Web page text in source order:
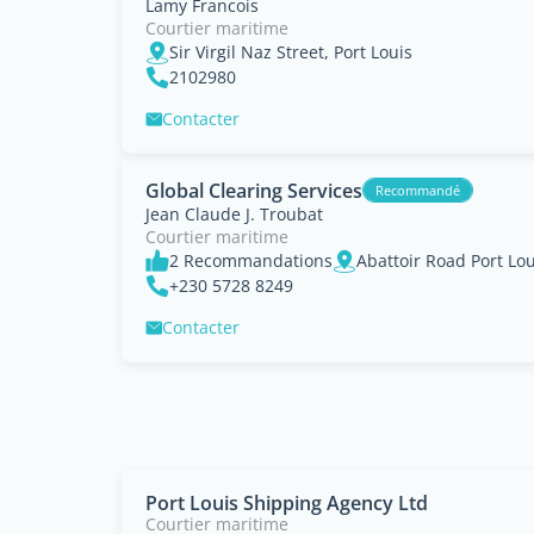
Lamy Francois
Courtier maritime
Sir Virgil Naz Street, Port Louis
2102980
Contacter
Global Clearing Services Recommandé
Jean Claude J. Troubat
Courtier maritime
2 Recommandations
Abattoir Road Port
+230 5728 8249
Contacter
Port Louis Shipping Agency Ltd
Courtier maritime